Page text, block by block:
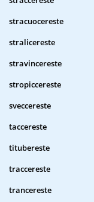
stracuocereste
stralicereste
stravincereste
stropiccereste
sveccereste
taccereste
titubereste
traccereste
trancereste